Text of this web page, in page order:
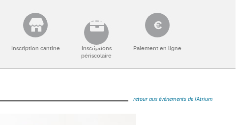
Inscription cantine
Inscriptions
périscolaire
Paiement en ligne
retour aux événements de l'Atrium